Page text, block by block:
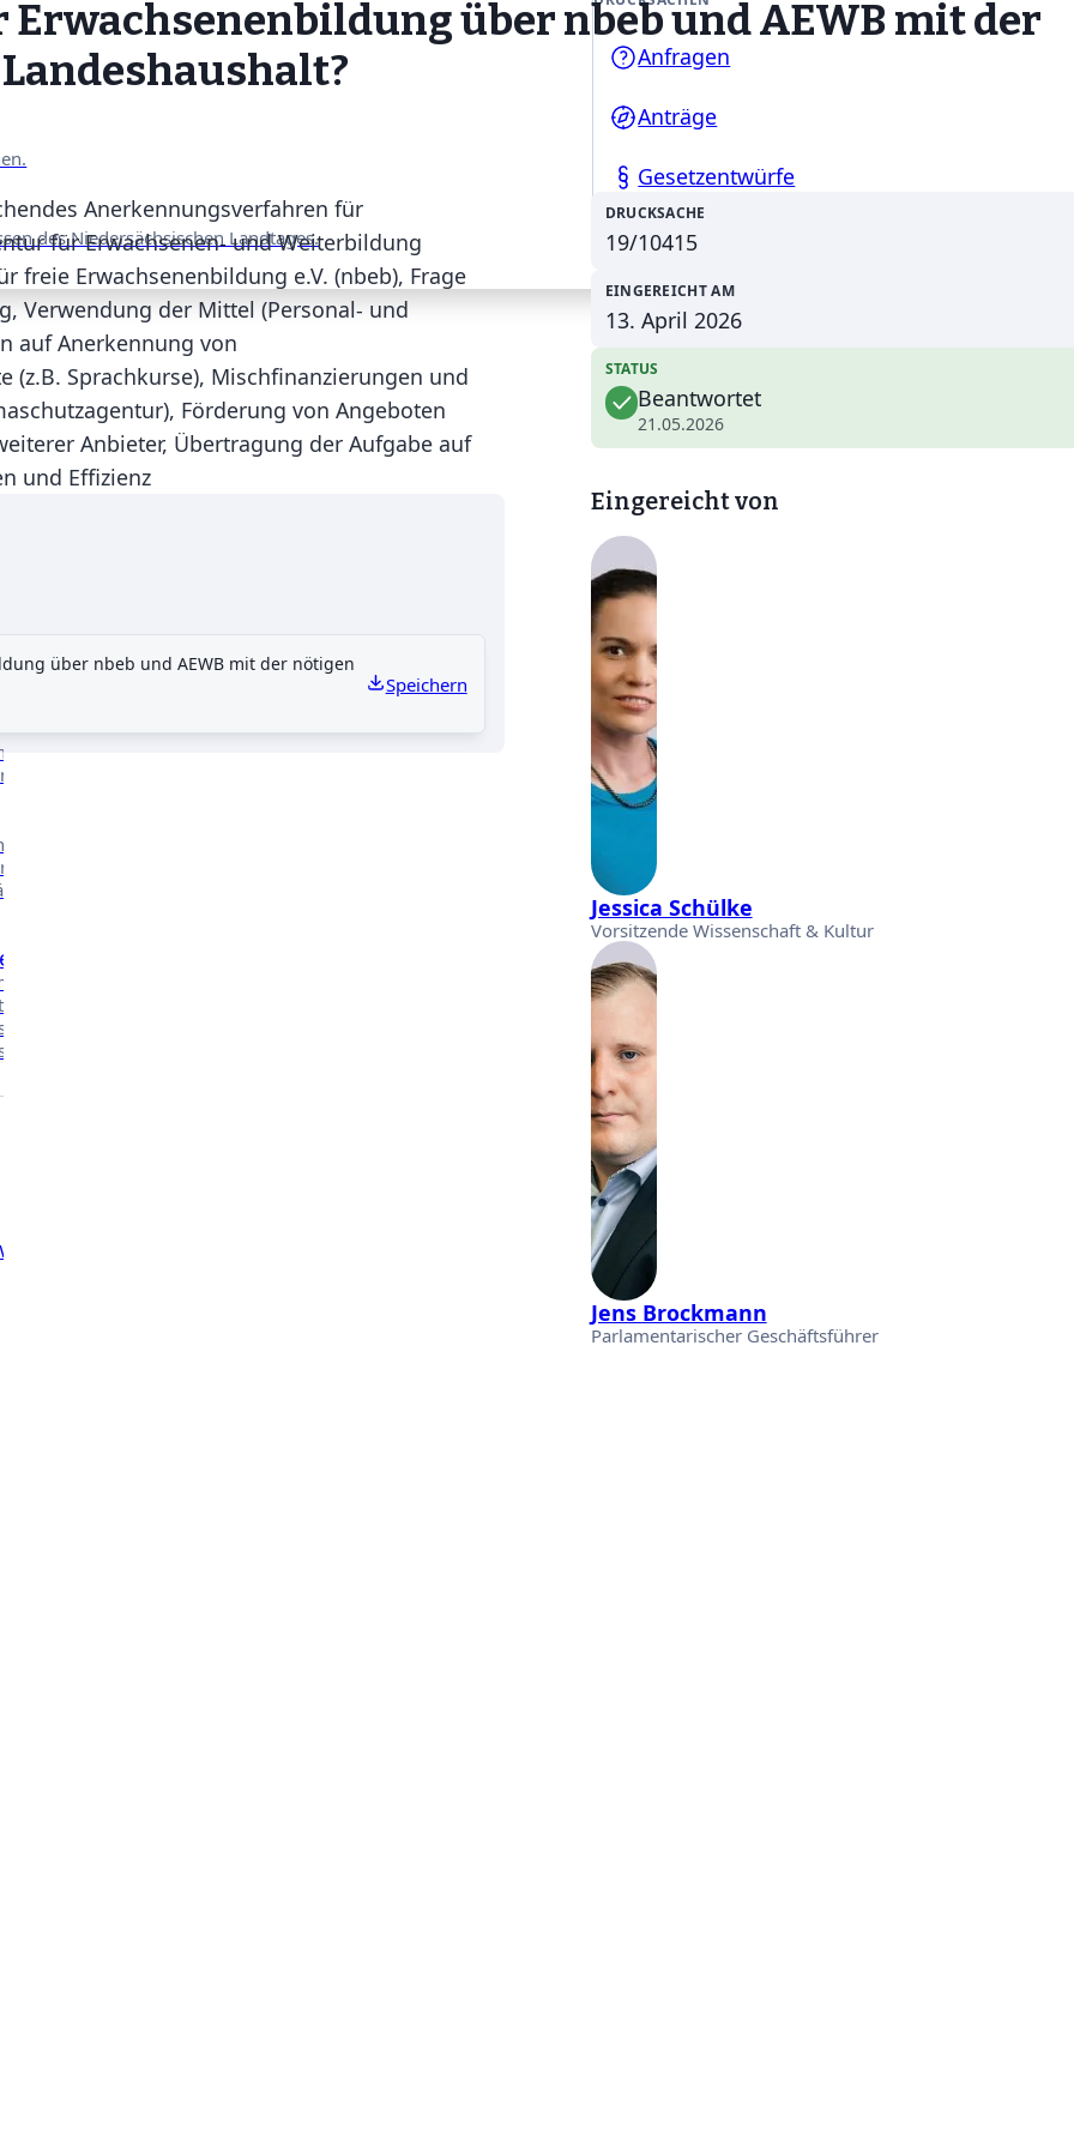
des Niedersächsischen Landtages.
Anfragen
Anträge
Gesetzentwürfe
ARBEIT
in
über
den
des
über nbeb und AEWB mit der
Anerkennungsverfahren für
für Erwachsenen- und Weiterbildung
freie Erwachsenenbildung e.V. (nbeb), Frage
Verwendung der Mittel (Personal- und
auf Anerkennung von
(z.B. Sprachkurse), Mischfinanzierungen und
Förderung von Angeboten
Anbieter, Übertragung der Aufgabe auf
und Effizienz
über nbeb und AEWB mit der nötigen
Speichern
DRUCKSACHE
19/10415
EINGEREICHT AM
13. April 2026
STATUS
Beantwortet
21.05.2026
Eingereicht von
Jessica Schülke
Vorsitzende Wissenschaft & Kultur
Jens Brockmann
Parlamentarischer Geschäftsführer